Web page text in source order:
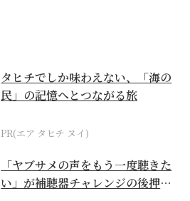
タヒチでしか味わえない、「海の
民」の記憶へとつながる旅
PR(エア タヒチ ヌイ)
「ヤブサメの声をもう一度聴きた
い」が補聴器チャレンジの後押し